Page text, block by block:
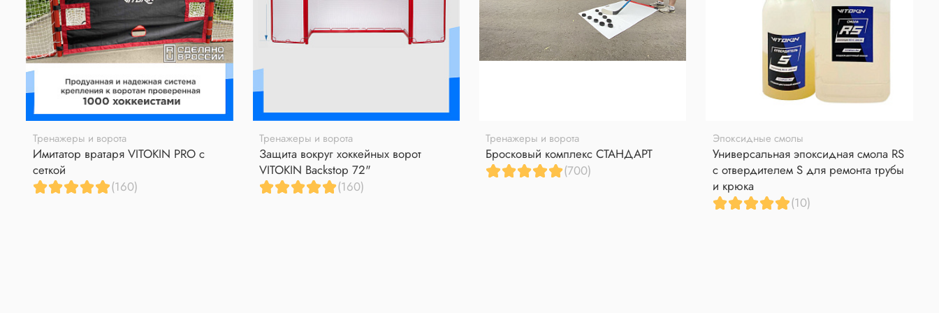
Тренажеры и ворота
Имитатор вратаря VITOKIN PRO с
сеткой
(160)
Тренажеры и ворота
Защита вокруг хоккейных ворот
VITOKIN Backstop 72"
(160)
Тренажеры и ворота
Бросковый комплекс СТАНДАРТ
(700)
Эпоксидные смолы
Универсальная эпоксидная смола RS
с отвердителем S для ремонта трубы
и крюка
(10)